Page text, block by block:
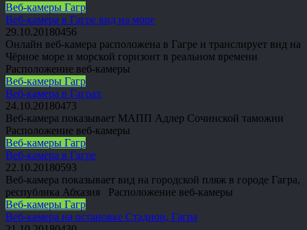
Веб-камеры Гагр
Веб-камера в Гагре вид на море
29.10.20180456
Онлайн веб-камера расположена в Гагре и транслирует вид на
Чёрное море и морской горизонт в реальном времени
Расположение веб-камеры
Веб-камеры Гагр
Веб-камера в Гаграх
24.10.20180473
Веб-камера показывает МАПП Адлер Сочинской таможни
Расположение веб-камеры
Веб-камеры Гагр
Веб-камера в Гагре
22.10.20180593
Веб-камера показывает вид на городской пляж в городе Гагра,
республика Абхазия Расположение веб-камеры
Веб-камеры Гагр
Веб-камера на остановке Стадион, Гагра